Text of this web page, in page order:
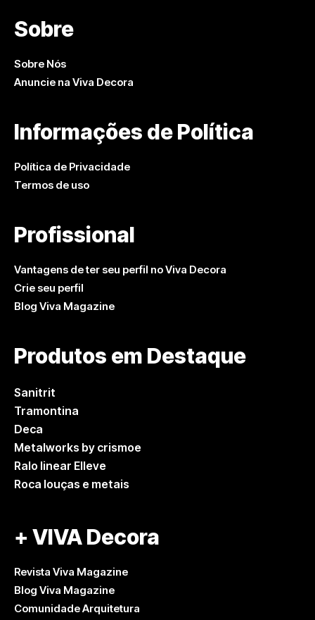
Sobre
Sobre Nós
Anuncie na Viva Decora
Informações de Política
Política de Privacidade
Termos de uso
Profissional
Vantagens de ter seu perfil no Viva Decora
Crie seu perfil
Blog Viva Magazine
Produtos em Destaque
Sanitrit
Tramontina
Deca
Metalworks by crismoe
Ralo linear Elleve
Roca louças e metais
+ VIVA Decora
Revista Viva Magazine
Blog Viva Magazine
Comunidade Arquitetura